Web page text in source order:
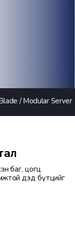
/ Modular Server
баг, цогц
дэд бүтцийг